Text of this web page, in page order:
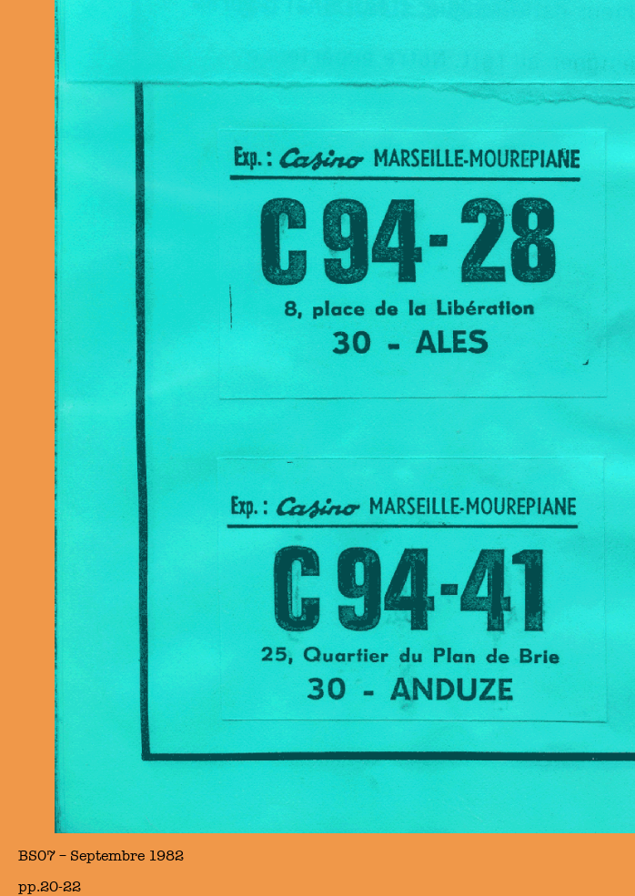
BS07 – Septembre 1982
pp.20-22